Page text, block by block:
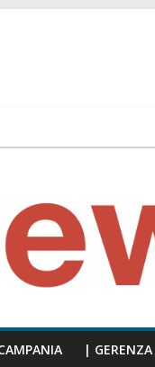
precisa ai cittadini che
| GERENZA